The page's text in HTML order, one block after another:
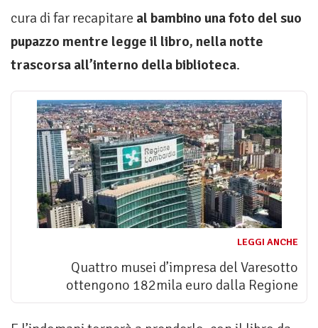
cura di far recapitare al bambino una foto del suo
pupazzo mentre legge il libro, nella notte
trascorsa all’interno della biblioteca.
LEGGI ANCHE
Quattro musei d’impresa del Varesotto
ottengono 182mila euro dalla Regione